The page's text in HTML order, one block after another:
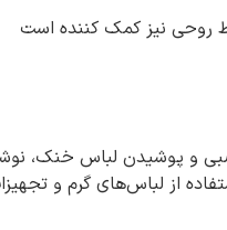
روحی نیز کمک کننده است
عصبی و پوشیدن لباس
از لباس‌های گرم و